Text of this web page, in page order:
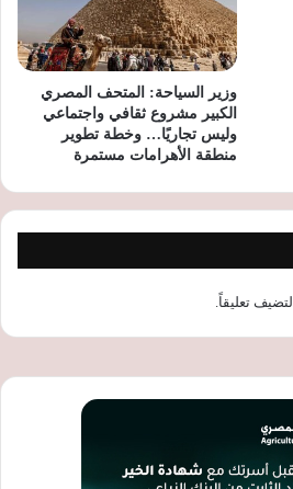
وزير السياحة: المتحف المصري
الكبير مشروع ثقافي واجتماعي
وليس تجاريًا… وخطة تطوير
منطقة الأهرامات مستمرة
لتضيف تعليقاً.